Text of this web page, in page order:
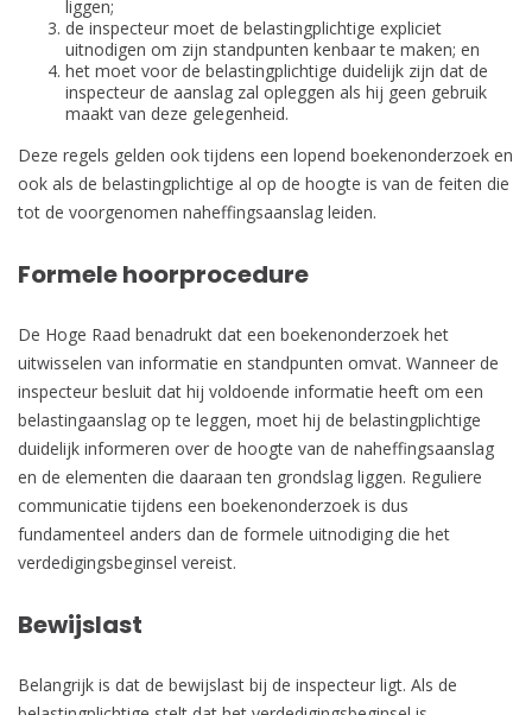
liggen;
de inspecteur moet de belastingplichtige expliciet
uitnodigen om zijn standpunten kenbaar te maken; en
het moet voor de belastingplichtige duidelijk zijn dat de
inspecteur de aanslag zal opleggen als hij geen gebruik
maakt van deze gelegenheid.
Deze regels gelden ook tijdens een lopend boekenonderzoek en
ook als de belastingplichtige al op de hoogte is van de feiten die
tot de voorgenomen naheffingsaanslag leiden.
Formele hoorprocedure
De Hoge Raad benadrukt dat een boekenonderzoek het
uitwisselen van informatie en standpunten omvat. Wanneer de
inspecteur besluit dat hij voldoende informatie heeft om een
belastingaanslag op te leggen, moet hij de belastingplichtige
duidelijk informeren over de hoogte van de naheffingsaanslag
en de elementen die daaraan ten grondslag liggen. Reguliere
communicatie tijdens een boekenonderzoek is dus
fundamenteel anders dan de formele uitnodiging die het
verdedigingsbeginsel vereist.
Bewijslast
Belangrijk is dat de bewijslast bij de inspecteur ligt. Als de